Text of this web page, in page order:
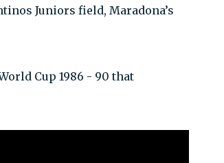
Juniors field, Maradona’s
Cup 1986 - 90 that